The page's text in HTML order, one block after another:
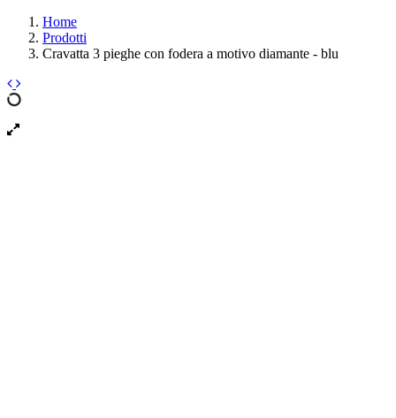
Home
Prodotti
Cravatta 3 pieghe con fodera a motivo diamante - blu